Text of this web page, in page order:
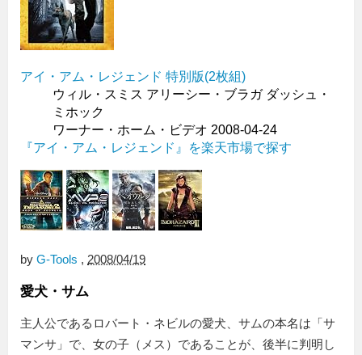
アイ・アム・レジェンド 特別版(2枚組)
ウィル・スミス アリーシー・ブラガ ダッシュ・
ミホック
ワーナー・ホーム・ビデオ 2008-04-24
『アイ・アム・レジェンド』を楽天市場で探す
by G-Tools , 2008/04/19
愛犬・サム
主人公であるロバート・ネビルの愛犬、サムの本名は「サ
マンサ」で、女の子（メス）であることが、後半に判明し